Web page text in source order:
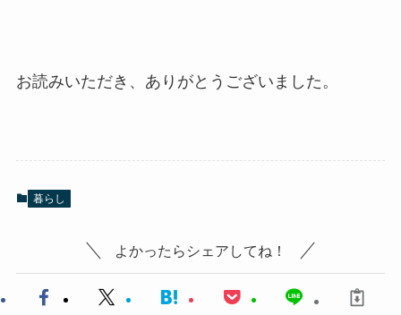
お読みいただき、ありがとうございました。
暮らし
よかったらシェアしてね！